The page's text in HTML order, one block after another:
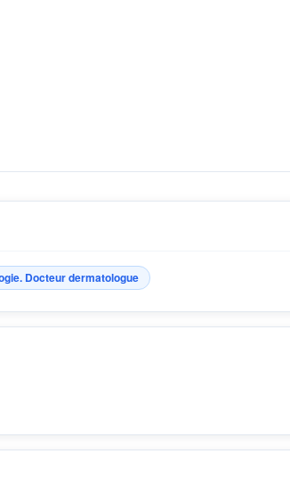
Docteur dermatologue